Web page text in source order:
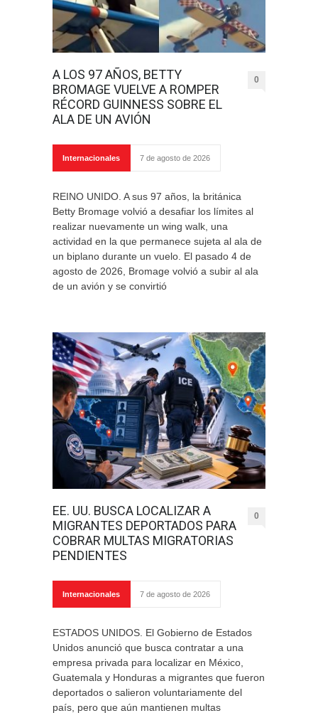
A LOS 97 AÑOS, BETTY
BROMAGE VUELVE A ROMPER
RÉCORD GUINNESS SOBRE EL
ALA DE UN AVIÓN
0
Internacionales 7 de agosto de 2026
REINO UNIDO. A sus 97 años, la británica
Betty Bromage volvió a desafiar los límites al
realizar nuevamente un wing walk, una
actividad en la que permanece sujeta al ala de
un biplano durante un vuelo. El pasado 4 de
agosto de 2026, Bromage volvió a subir al ala
de un avión y se convirtió
EE. UU. BUSCA LOCALIZAR A
MIGRANTES DEPORTADOS PARA
COBRAR MULTAS MIGRATORIAS
PENDIENTES
0
Internacionales 7 de agosto de 2026
ESTADOS UNIDOS. El Gobierno de Estados
Unidos anunció que busca contratar a una
empresa privada para localizar en México,
Guatemala y Honduras a migrantes que fueron
deportados o salieron voluntariamente del
país, pero que aún mantienen multas